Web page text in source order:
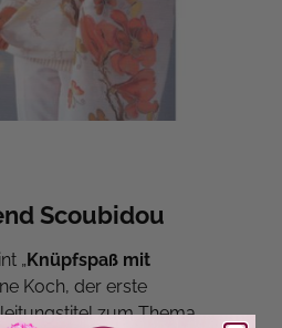
Scoubidou
„Knüpfspaß mit
Koch, der erste
zum Thema